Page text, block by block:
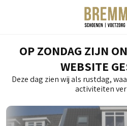
OP ZONDAG ZIJN
WEBSITE
Deze dag zien wij als rustdag,
activiteiten